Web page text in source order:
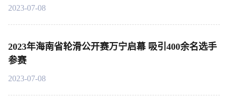
2023-07-08
2023年海南省轮滑公开赛万宁启幕 吸引400余名选手
参赛
2023-07-08